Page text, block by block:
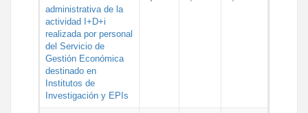
administrativa de la
actividad I+D+i
realizada por personal
del Servicio de
Gestión Económica
destinado en
Institutos de
Investigación y EPIs